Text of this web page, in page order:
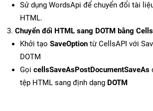
Sử dụng WordsApi để chuyển đổi tài
HTML.
Chuyển đổi HTML sang DOTM bằng
Khởi tạo SaveOption từ CellsAPI với
DOTM
Gọi cellsSaveAsPostDocumentSaveAs
tệp HTML sang định dạng DOTM